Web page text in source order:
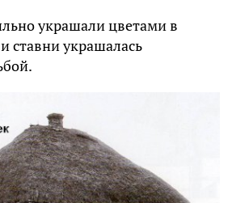
украшали цветами в
ставни украшалась